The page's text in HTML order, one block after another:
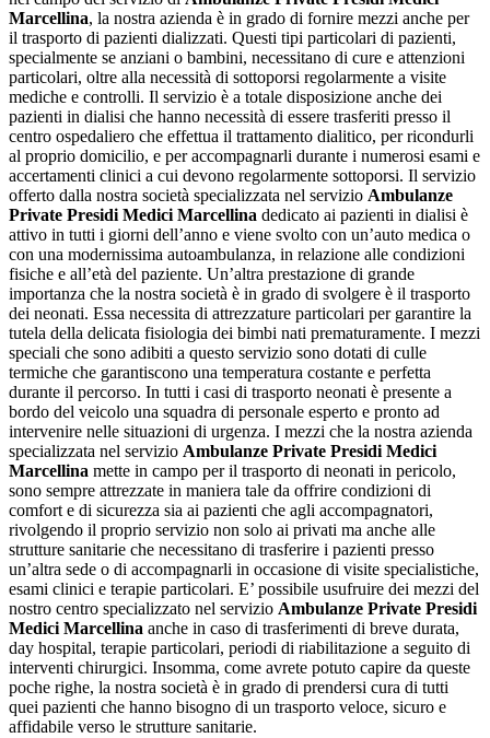
Marcellina, la nostra azienda è in grado di fornire mezzi anche per
il trasporto di pazienti dializzati. Questi tipi particolari di pazienti,
specialmente se anziani o bambini, necessitano di cure e attenzioni
particolari, oltre alla necessità di sottoporsi regolarmente a visite
mediche e controlli. Il servizio è a totale disposizione anche dei
pazienti in dialisi che hanno necessità di essere trasferiti presso il
centro ospedaliero che effettua il trattamento dialitico, per ricondurli
al proprio domicilio, e per accompagnarli durante i numerosi esami e
accertamenti clinici a cui devono regolarmente sottoporsi. Il servizio
offerto dalla nostra società specializzata nel servizio Ambulanze
Private Presidi Medici Marcellina dedicato ai pazienti in dialisi è
attivo in tutti i giorni dell’anno e viene svolto con un’auto medica o
con una modernissima autoambulanza, in relazione alle condizioni
fisiche e all’età del paziente. Un’altra prestazione di grande
importanza che la nostra società è in grado di svolgere è il trasporto
dei neonati. Essa necessita di attrezzature particolari per garantire la
tutela della delicata fisiologia dei bimbi nati prematuramente. I mezzi
speciali che sono adibiti a questo servizio sono dotati di culle
termiche che garantiscono una temperatura costante e perfetta
durante il percorso. In tutti i casi di trasporto neonati è presente a
bordo del veicolo una squadra di personale esperto e pronto ad
intervenire nelle situazioni di urgenza. I mezzi che la nostra azienda
specializzata nel servizio Ambulanze Private Presidi Medici
Marcellina mette in campo per il trasporto di neonati in pericolo,
sono sempre attrezzate in maniera tale da offrire condizioni di
comfort e di sicurezza sia ai pazienti che agli accompagnatori,
rivolgendo il proprio servizio non solo ai privati ma anche alle
strutture sanitarie che necessitano di trasferire i pazienti presso
un’altra sede o di accompagnarli in occasione di visite specialistiche,
esami clinici e terapie particolari. E’ possibile usufruire dei mezzi del
nostro centro specializzato nel servizio Ambulanze Private Presidi
Medici Marcellina anche in caso di trasferimenti di breve durata,
day hospital, terapie particolari, periodi di riabilitazione a seguito di
interventi chirurgici. Insomma, come avrete potuto capire da queste
poche righe, la nostra società è in grado di prendersi cura di tutti
quei pazienti che hanno bisogno di un trasporto veloce, sicuro e
affidabile verso le strutture sanitarie.